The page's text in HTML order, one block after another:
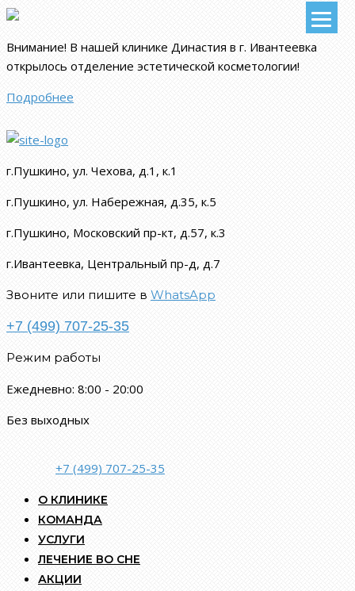
Внимание! В нашей клинике Династия в г. Ивантеевка
открылось отделение эстетической косметологии!
Подробнее
г.Пушкино, ул. Чехова, д.1, к.1
г.Пушкино, ул. Набережная, д.35, к.5
г.Пушкино, Московский пр-кт, д.57, к.3
г.Ивантеевка, Центральный пр-д, д.7
Звоните или пишите в WhatsApp
+7 (499) 707-25-35
Режим работы
Ежедневно: 8:00 - 20:00
Без выходных
+7 (499) 707-25-35
О КЛИНИКЕ
КОМАНДА
УСЛУГИ
ЛЕЧЕНИЕ ВО СНЕ
АКЦИИ